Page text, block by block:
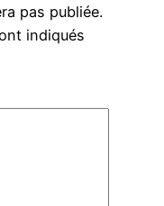
pas publiée.
indiqués